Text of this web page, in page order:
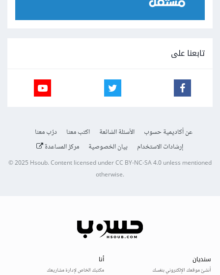
تابعنا على
عن أكاديمية حسوب الأسئلة الشائعة اكتب معنا
درّب معنا
إرشادات الاستخدام
بيان الخصوصية مركز المساعدة
© 2025Hsoub.Content licensed underCC BY-NC-SA 4.0unless mentioned
otherwise.